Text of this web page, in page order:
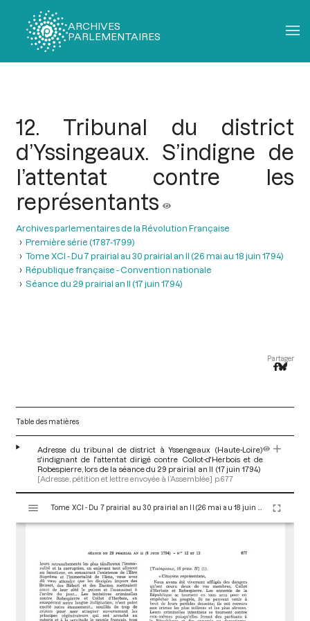
ARCHIVES
PARLEMENTAIRES
12. Tribunal du district
d’Yssingeaux. S’indigne de
l’attentat contre les
représentants
Archives parlementaires de la Révolution Française
Première série (1787-1799)
Tome XCI - Du 7 prairial au 30 prairial an II (26 mai au 18 juin 1794)
République française - Convention nationale
Séance du 29 prairial an II (17 juin 1794)
Partager
Table des matières
Adresse du tribunal de district à Yssengeaux (Haute-Loire)
s'indignant de l'attentat dirigé contre Collot-d'Herbois et de
Robespierre, lors de la séance du 29 prairial an II (17 juin 1794)
[Adresse, pétition et lettre envoyée à l’Assemblée] p.677
s